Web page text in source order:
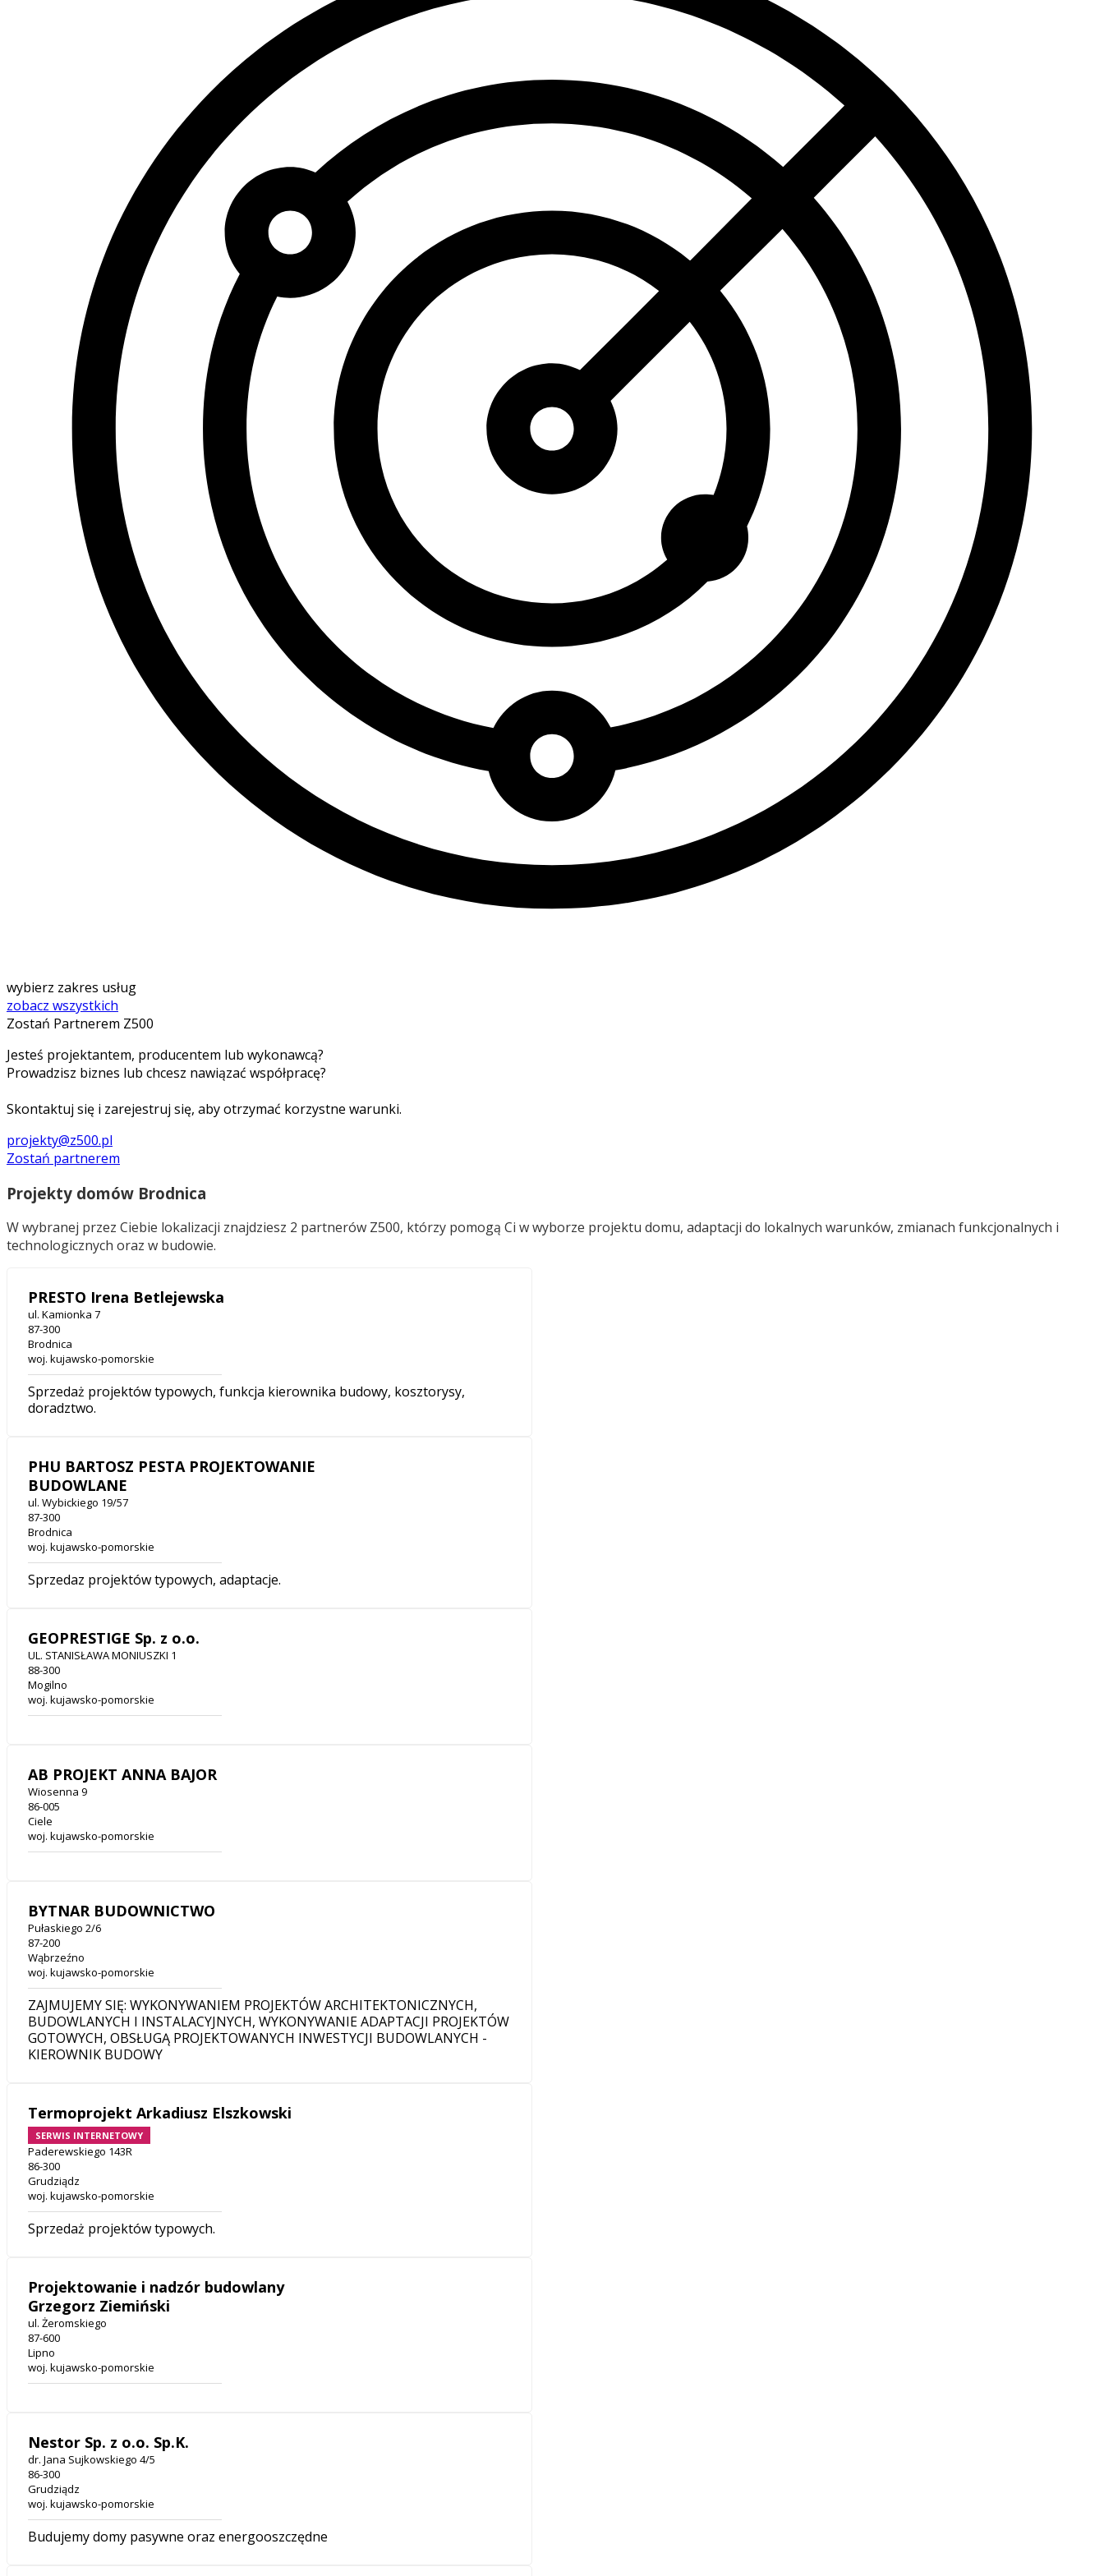
wybierz zakres usług
zobacz wszystkich
Zostań Partnerem Z500
Jesteś projektantem, producentem lub wykonawcą?
Prowadzisz biznes lub chcesz nawiązać współpracę?
Skontaktuj się i zarejestruj się, aby otrzymać korzystne warunki.
projekty@z500.pl
Zostań partnerem
Projekty domów Brodnica
W wybranej przez Ciebie lokalizacji znajdziesz 2 partnerów Z500, którzy pomogą Ci w wyborze projektu domu, adaptacji do lokalnych warunków, zmianach funkcjonalnych i
technologicznych oraz w budowie.
PRESTO Irena Betlejewska
ul. Kamionka 7
87-300
Brodnica
woj. kujawsko-pomorskie
Sprzedaż projektów typowych, funkcja kierownika budowy, kosztorysy,
doradztwo.
PHU BARTOSZ PESTA PROJEKTOWANIE
BUDOWLANE
ul. Wybickiego 19/57
87-300
Brodnica
woj. kujawsko-pomorskie
Sprzedaz projektów typowych, adaptacje.
GEOPRESTIGE Sp. z o.o.
UL. STANISŁAWA MONIUSZKI 1
88-300
Mogilno
woj. kujawsko-pomorskie
AB PROJEKT ANNA BAJOR
Wiosenna 9
86-005
Ciele
woj. kujawsko-pomorskie
BYTNAR BUDOWNICTWO
Pułaskiego 2/6
87-200
Wąbrzeźno
woj. kujawsko-pomorskie
ZAJMUJEMY SIĘ: WYKONYWANIEM PROJEKTÓW ARCHITEKTONICZNYCH,
BUDOWLANYCH I INSTALACYJNYCH, WYKONYWANIE ADAPTACJI PROJEKTÓW
GOTOWYCH, OBSŁUGĄ PROJEKTOWANYCH INWESTYCJI BUDOWLANYCH -
KIEROWNIK BUDOWY
Termoprojekt Arkadiusz Elszkowski
SERWIS INTERNETOWY
Paderewskiego 143R
86-300
Grudziądz
woj. kujawsko-pomorskie
Sprzedaż projektów typowych.
Projektowanie i nadzór budowlany
Grzegorz Ziemiński
ul. Żeromskiego
87-600
Lipno
woj. kujawsko-pomorskie
Nestor Sp. z o.o. Sp.K.
dr. Jana Sujkowskiego 4/5
86-300
Grudziądz
woj. kujawsko-pomorskie
Budujemy domy pasywne oraz energooszczędne